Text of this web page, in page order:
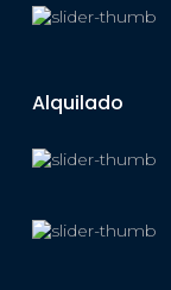
Alquilado